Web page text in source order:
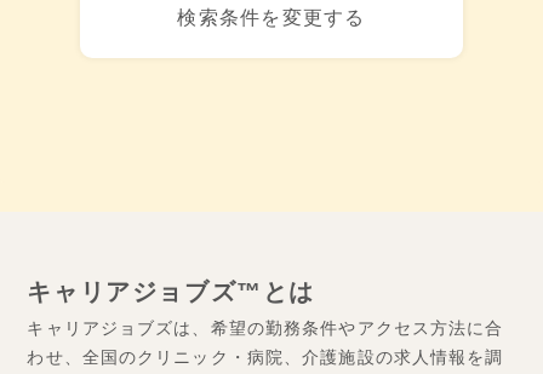
検索条件を変更する
キャリアジョブズ™とは
キャリアジョブズは、希望の勤務条件やアクセス方法に合
わせ、全国のクリニック・病院、介護施設の求人情報を調